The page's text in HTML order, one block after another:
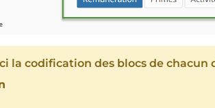
la codification des blocs de chacun